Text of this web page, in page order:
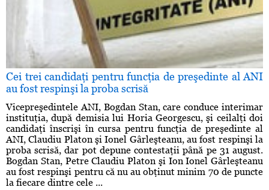
Cei trei candidaţi pentru funcţia de preşedinte al ANI
au fost respinşi la proba scrisă
Vicepreşedintele ANI, Bogdan Stan, care conduce interimar
instituţia, după demisia lui Horia Georgescu, şi ceilalţi doi
candidaţi înscrişi în cursa pentru funcţia de preşedinte al
ANI, Claudiu Platon şi Ionel Gârleşteanu, au fost respinşi la
proba scrisă, dar pot depune contestaţii până pe 31 august.
Bogdan Stan, Petre Claudiu Platon şi Ion Ionel Gârleşteanu
au fost respinşi pentru că nu au obţinut minim 70 de puncte
la fiecare dintre cele ...